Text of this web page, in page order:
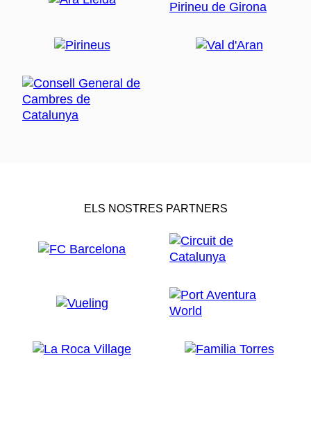
ELS NOSTRES PARTNERS